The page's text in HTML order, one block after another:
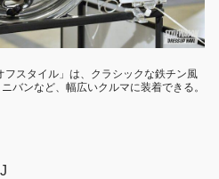
スタイル」は、クラシックな鉄チン風
バンなど、幅広いクルマに装着できる。